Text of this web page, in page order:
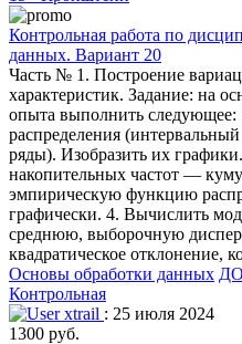
Контрольная работа по
данных. Вариант 20
Часть № 1. Построение
характеристик. Задание: на
опыта выполнить следующее:
распределения
ряды). Изобразить их
накопительных частот —
эмпирическую функцию
графически. 4. Вычислить
среднюю, выборочную
квадратическое отклонение,
Основы обработки данных
Контрольная
xtrail : 25 июля 2024
1300 руб.